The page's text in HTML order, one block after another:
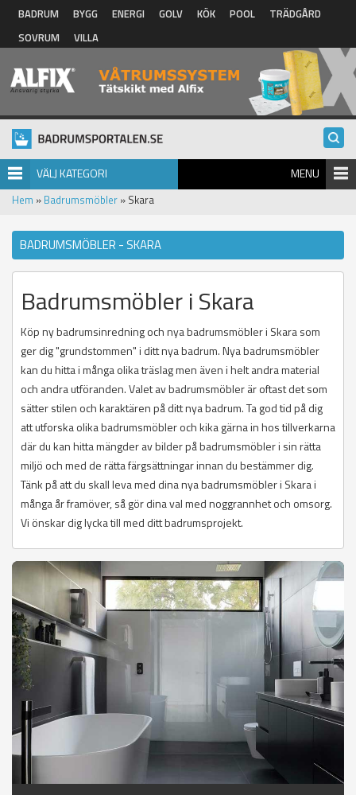
Hoppa till huvudinnehåll
BADRUM BYGG ENERGI GOLV KÖK POOL
TRÄDGÅRD
SOVRUM
VILLA
VÄLJ KATEGORI MENU
Hem » Badrumsmöbler » Skara
BADRUMSMÖBLER - SKARA
Badrumsmöbler i Skara
Köp ny badrumsinredning och nya badrumsmöbler i Skara som
ger dig "grundstommen" i ditt nya badrum. Nya badrumsmöbler
kan du hitta i många olika träslag men även i helt andra material
och andra utföranden. Valet av badrumsmöbler är oftast det som
sätter stilen och karaktären på ditt nya badrum. Ta god tid på dig
att utforska olika badrumsmöbler och kika gärna in hos tillverkarna
där du kan hitta mängder av bilder på badrumsmöbler i sin rätta
miljö och med de rätta färgsättningar innan du bestämmer dig.
Tänk på att du skall leva med dina nya badrumsmöbler i Skara i
många år framöver, så gör dina val med noggrannhet och omsorg.
Vi önskar dig lycka till med ditt badrumsprojekt.